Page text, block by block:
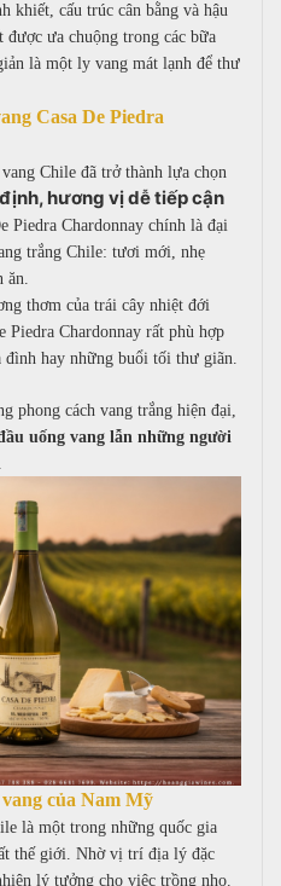
khiết, cấu trúc cân bằng và hậu
ưa chuộng trong các bữa
là một ly vang mát lạnh để thư
Casa De Piedra
Chile đã trở thành lựa chọn
hương vị dễ tiếp cận
Piedra Chardonnay chính là đại
trắng Chile: tươi mới, nhẹ
ăn.
thơm của trái cây nhiệt đới
Piedra Chardonnay rất phù hợp
đình hay những buổi tối thư giãn.
phong cách vang trắng hiện đại,
uống vang lẫn những người
.
của Nam Mỹ
là một trong những quốc gia
thế giới. Nhờ vị trí địa lý đặc
lý tưởng cho việc trồng nho.